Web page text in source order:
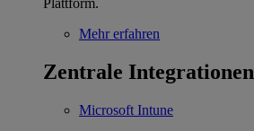
Plattform.
Mehr erfahren
Zentrale Integrationen
Microsoft Intune